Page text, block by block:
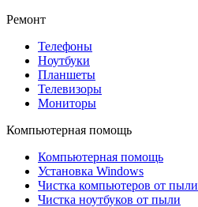
Ремонт
Телефоны
Ноутбуки
Планшеты
Телевизоры
Мониторы
Компьютерная помощь
Компьютерная помощь
Установка Windows
Чистка компьютеров от пыли
Чистка ноутбуков от пыли